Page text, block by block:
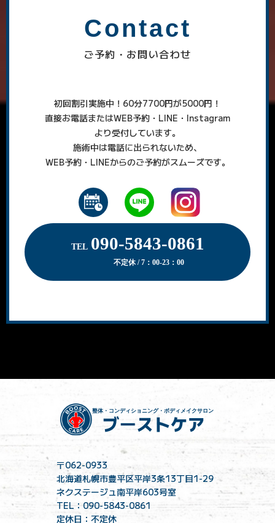
Contact
ご予約・お問い合わせ
初回割引実施中！60分7700円が5000円！
直接お電話またはWEB予約・LINE・Instagram
より受付しています。
施術中は電話に出られないため、
WEB予約・LINEからのご予約がスムーズです。
TEL 090-5843-0861
不定休 / 7：00-23：00
〒062-0933
北海道札幌市豊平区平岸3条13丁目1-29
ネクステージュ南平岸603号室
TEL：090-5843-0861
定休日：不定休